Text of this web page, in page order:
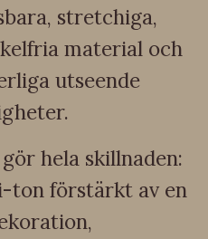
stretchiga,
material och
utseende
hela skillnaden:
ton förstärkt av en